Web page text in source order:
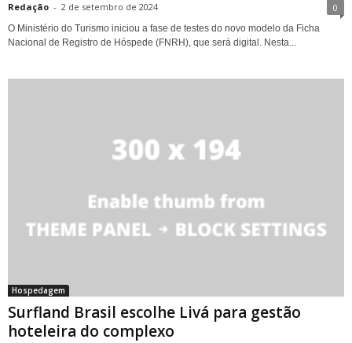
Redação - 2 de setembro de 2024 0
O Ministério do Turismo iniciou a fase de testes do novo modelo da Ficha
Nacional de Registro de Hóspede (FNRH), que será digital. Nesta...
Hospedagem
Surfland Brasil escolhe Livá para gestão
hoteleira do complexo